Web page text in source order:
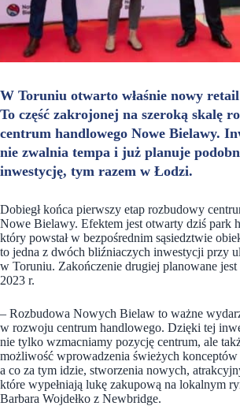
W Toruniu otwarto właśnie nowy
To część zakrojonej na szeroką skalę
centrum handlowego Nowe Bielawy.
nie zwalnia tempa i już planuje
inwestycję, tym razem w Łodzi.
Dobiegł końca pierwszy etap rozbudowy
Nowe Bielawy. Efektem jest otwarty dziś park
który powstał w bezpośrednim sąsiedztwie
to jedna z dwóch bliźniaczych inwestycji przy
w Toruniu. Zakończenie drugiej planowane jest
2023 r.
– Rozbudowa Nowych Bielaw to ważne
w rozwoju centrum handlowego. Dzięki tej
nie tylko wzmacniamy pozycję centrum, ale
możliwość wprowadzenia świeżych konceptów
a co za tym idzie, stworzenia nowych,
które wypełniają lukę zakupową na lokalnym
Barbara Wojdełko z Newbridge.